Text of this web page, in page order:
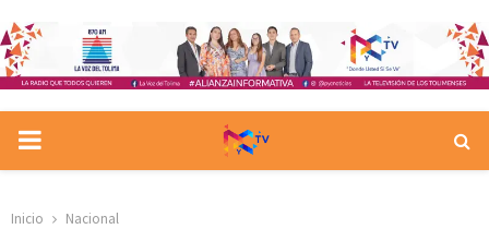
PRIMARY
Inicio
Nacional